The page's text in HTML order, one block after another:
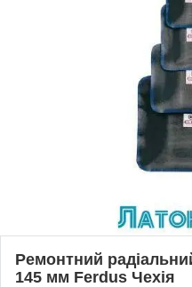
Ремонтний
145 мм Ferdus Чехія